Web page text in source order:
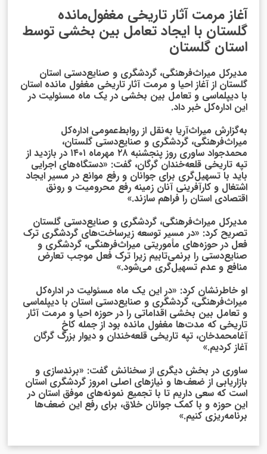
آغاز مرمت آثار تاریخی مغفول‌مانده
گلستان با ایجاد تعامل بین بخشی توسط
استان گلستان
مدیرکل میراث‌فرهنگی، گردشگری و صنایع‌دستی استان
گلستان از آغاز احیا و مرمت آثار تاریخی مغفول مانده استان
با دیپلماسی و تعامل بین بخشی در یک ماه مسئولیت در
این اداره‌کل خبر داد.
به‌گزارش میراث‌آریا به‌نقل از روابط‌عمومی اداره‌کل
میراث‌فرهنگی، گردشگری و صنایع‌دستی گلستان،
محمدجواد ساوری روز پنجشنبه ۲۸ مهرماه ۱۴۰۱ در بازدید از
تپه تاریخی قلعه‌خندان گرگان، گفت: «دستگاه‌های اجرایی
باید با تسهیل‌گری برای جوانان و رفع موانع در مسیر ایجاد
اشتغال و کارآفرینی آنان زمینه رفع محرومیت و رونق
اقتصادی استان را فراهم سازند.»
مدیرکل میراث‌فرهنگی، گردشگری و صنایع‌دستی گلستان
تصریح کرد: «در مسیر توسعه زیرساخت‌های گردشگری ترک
فعل در حوزه‌های مأموریتی میراث‌فرهنگی، گردشگری و
صنایع‌دستی را برنمی‌تابیم زیرا ترک فعل موجب تعارض
منافع و عدم تسهیل‌گری می‌شود.»
او خاطرنشان کرد: «در این یک ماه مسئولیت در اداره‌کل
میراث‌فرهنگی، گردشگری و صنایع‌دستی استان با دیپلماسی
و تعامل بین بخشی اقداماتی را در حوزه احیا و مرمت آثار
تاریخی که مدت‌ها مغفول مانده بود از جمله کاخ
آغامحمدخان، تپه تاریخی قلعه‌خندان و دیوار بزرگ گرگان
آغاز کردیم.»
ساوری در بخش دیگری از سخنانش گفت: «برندسازی و
بازاریابی از ضعف‌ها و نیازهای اصلی امروز گردشگری استان
است که سعی داریم تا با تجمیع نمونه‌های موفق استان در
این حوزه و با کمک جوانان خلاق، برای رفع این ضعف‌ها
برنامه‌ریزی کنیم.»